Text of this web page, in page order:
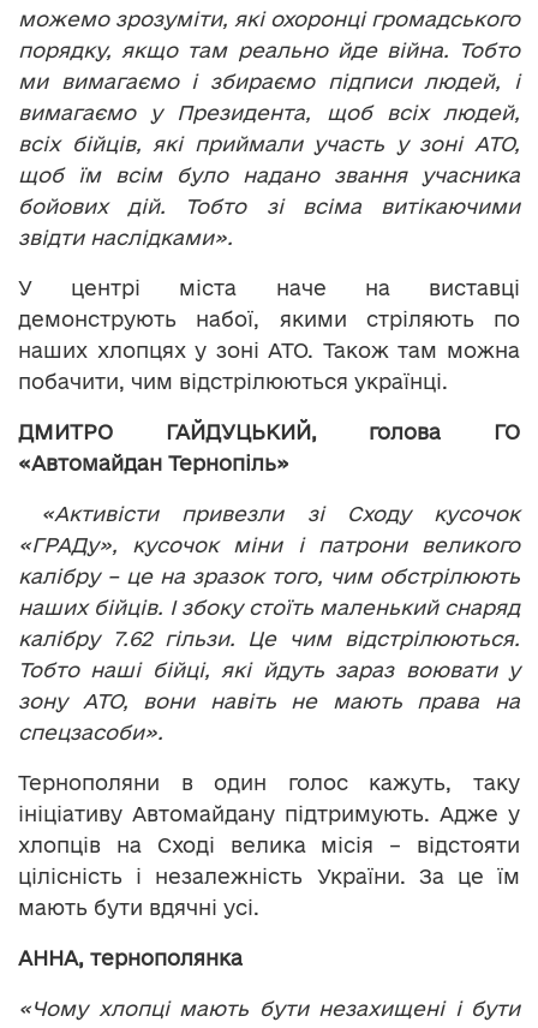
можемо зрозуміти, які охоронці громадського
порядку, якщо там реально йде війна. Тобто
ми вимагаємо і збираємо підписи людей, і
вимагаємо у Президента, щоб всіх людей,
всіх бійців, які приймали участь у зоні АТО,
щоб їм всім було надано звання учасника
бойових дій. Тобто зі всіма витікаючими
звідти наслідками».
У центрі міста наче на виставці
демонструють набої, якими стріляють по
наших хлопцях у зоні АТО. Також там можна
побачити, чим відстрілюються українці.
ДМИТРО ГАЙДУЦЬКИЙ, голова ГО
«Автомайдан Тернопіль»
«Активісти привезли зі Сходу кусочок
«ГРАДу», кусочок міни і патрони великого
калібру – це на зразок того, чим обстрілюють
наших бійців. І збоку стоїть маленький снаряд
калібру 7.62 гільзи. Це чим відстрілюються.
Тобто наші бійці, які йдуть зараз воювати у
зону АТО, вони навіть не мають права на
спецзасоби».
Тернополяни в один голос кажуть, таку
ініціативу Автомайдану підтримують. Адже у
хлопців на Сході велика місія – відстояти
цілісність і незалежність України. За це їм
мають бути вдячні усі.
АННА, тернополянка
«Чому хлопці мають бути незахищені і бути